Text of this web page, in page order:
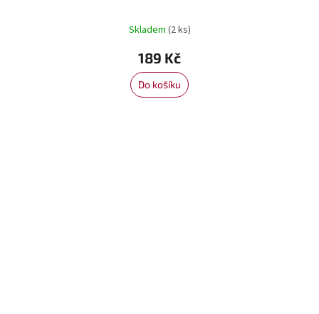
Skladem (2 ks)
189 Kč
Do košíku